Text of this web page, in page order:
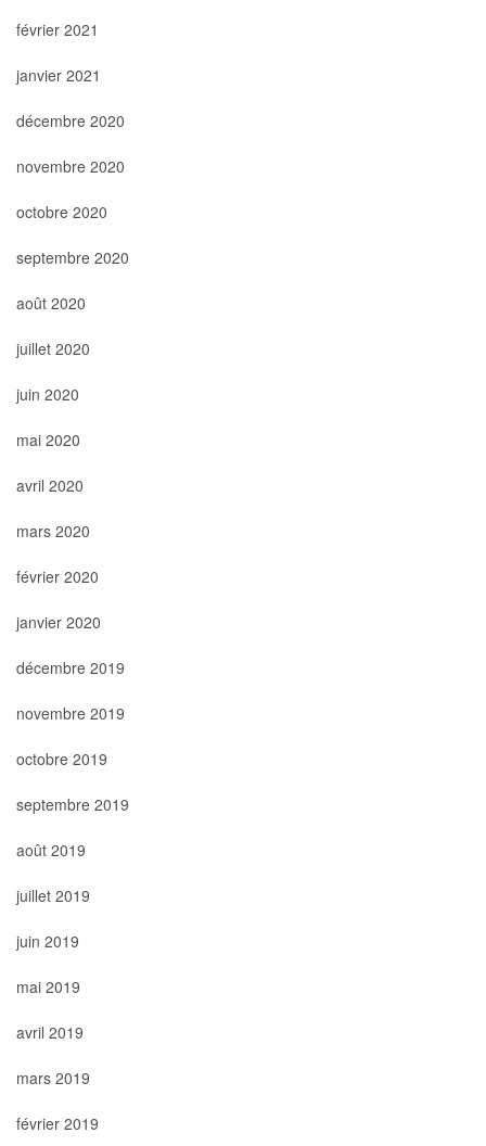
février 2021
janvier 2021
décembre 2020
novembre 2020
octobre 2020
septembre 2020
août 2020
juillet 2020
juin 2020
mai 2020
avril 2020
mars 2020
février 2020
janvier 2020
décembre 2019
novembre 2019
octobre 2019
septembre 2019
août 2019
juillet 2019
juin 2019
mai 2019
avril 2019
mars 2019
février 2019